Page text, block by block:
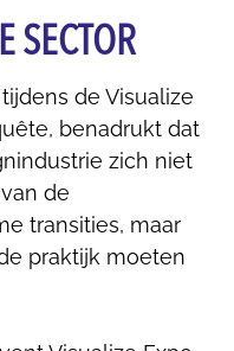
SECTOR
de Visualize
benadrukt dat
zich niet
de
transities, maar
praktijk moeten